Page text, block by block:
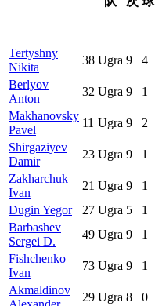
Tertyshny
Nikita
38 Ugra 9 4
Berlyov
Anton
32 Ugra 9 1
Makhanovsky
Pavel
11 Ugra 9 2
Shirgaziyev
Damir
23 Ugra 9 1
Zakharchuk
Ivan
21 Ugra 9 1
Dugin Yegor
27 Ugra 5 1
Barbashev
Sergei D.
49 Ugra 9 1
Fishchenko
Ivan
73 Ugra 9 1
Akmaldinov
29 Ugra 8 0